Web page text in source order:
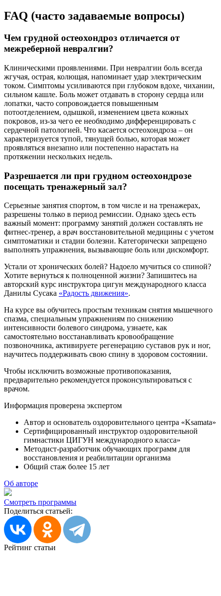
FAQ (часто задаваемые вопросы)
Чем грудной остеохондроз отличается от
межреберной невралгии?
Клиническими проявлениями. При невралгии боль всегда
жгучая, острая, колющая, напоминает удар электрическим
током. Симптомы усиливаются при глубоком вдохе, чихании,
сильном кашле. Боль может отдавать в сторону сердца или
лопатки, часто сопровождается повышенным
потоотделением, одышкой, изменением цвета кожных
покровов, из-за чего ее необходимо дифференцировать с
сердечной патологией. Что касается остеохондроза – он
характеризуется тупой, тянущей болью, которая может
проявляться внезапно или постепенно нарастать на
протяжении нескольких недель.
Разрешается ли при грудном остеохондрозе
посещать тренажерный зал?
Серьезные занятия спортом, в том числе и на тренажерах,
разрешены только в период ремиссии. Однако здесь есть
важный момент: программу занятий должен составлять не
фитнес-тренер, а врач восстановительной медицины с учетом
симптоматики и стадии болезни. Категорически запрещено
выполнять упражнения, вызывающие боль или дискомфорт.
Устали от хронических болей? Надоело мучиться со спиной?
Хотите вернуться к полноценной жизни? Запишитесь на
авторский курс инструктора цигун международного класса
Данилы Сусака «Радость движения».
На курсе вы обучитесь простым техникам снятия мышечного
спазма, специальным упражнениям по снижению
интенсивности болевого синдрома, узнаете, как
самостоятельно восстанавливать кровообращение
позвоночника, активируете регенерацию суставов рук и ног,
научитесь поддерживать свою спину в здоровом состоянии.
Чтобы исключить возможные противопоказания,
предварительно рекомендуется проконсультироваться с
врачом.
Информация проверена экспертом
Автор и основатель оздоровительного центра «Ksamata»
Сертифицированный инструктор оздоровительной
гимнастики ЦИГУН международного класса»
Методист-разработчик обучающих программ для
восстановления и реабилитации организма
Общий стаж более 15 лет
Об авторе
Смотреть программы
Поделиться статьей:
Рейтинг статьи